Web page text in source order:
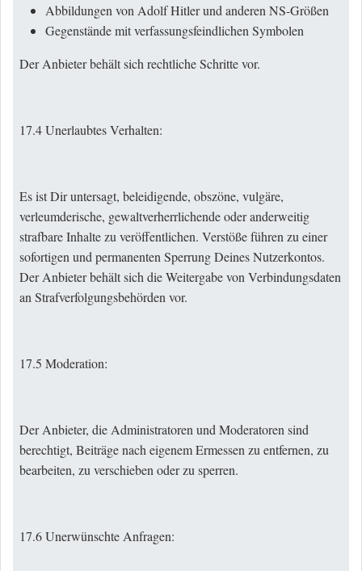
Abbildungen von Adolf Hitler und anderen NS-Größen
Gegenstände mit verfassungsfeindlichen Symbolen
Der Anbieter behält sich rechtliche Schritte vor.
17.4 Unerlaubtes Verhalten:
Es ist Dir untersagt, beleidigende, obszöne, vulgäre,
verleumderische, gewaltverherrlichende oder anderweitig
strafbare Inhalte zu veröffentlichen. Verstöße führen zu einer
sofortigen und permanenten Sperrung Deines Nutzerkontos.
Der Anbieter behält sich die Weitergabe von Verbindungsdaten
an Strafverfolgungsbehörden vor.
17.5 Moderation:
Der Anbieter, die Administratoren und Moderatoren sind
berechtigt, Beiträge nach eigenem Ermessen zu entfernen, zu
bearbeiten, zu verschieben oder zu sperren.
17.6 Unerwünschte Anfragen: